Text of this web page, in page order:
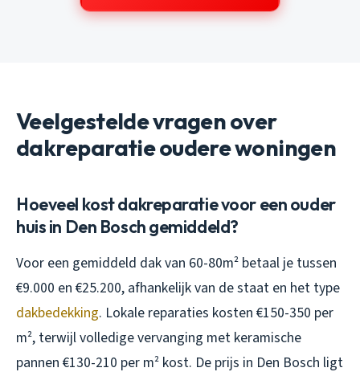
Veelgestelde vragen over
dakreparatie oudere woningen
Hoeveel kost dakreparatie voor een ouder
huis in Den Bosch gemiddeld?
Voor een gemiddeld dak van 60-80m² betaal je tussen
€9.000 en €25.200, afhankelijk van de staat en het type
dakbedekking. Lokale reparaties kosten €150-350 per
m², terwijl volledige vervanging met keramische
pannen €130-210 per m² kost. De prijs in Den Bosch ligt